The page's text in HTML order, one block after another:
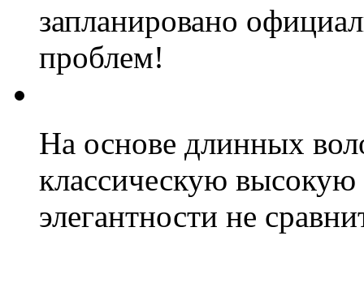
запланировано
проблем!
На основе длинных
классическую высокую
элегантности не